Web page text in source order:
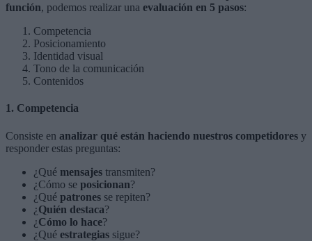
función, podemos realizar una evaluación en 5 pasos:
Competencia
Posicionamiento
Identidad visual
Tono de la comunicación
Contenidos
1. Competencia
Consiste en analizar qué están haciendo nuestros competidores y
responder estas preguntas:
¿Qué mensajes transmiten?
¿Cómo se posicionan?
¿Qué patrones se repiten?
¿Quién destaca?
¿Cómo lo hace?
¿Qué estrategias sigue?